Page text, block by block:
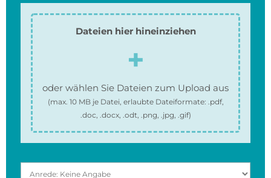
Dateien hier hineinziehen
oder wählen Sie Dateien zum Upload aus
(max. 10 MBje Datei, erlaubte Dateiformate: .pdf,
.doc, .docx, .odt, .png, .jpg, .gif)